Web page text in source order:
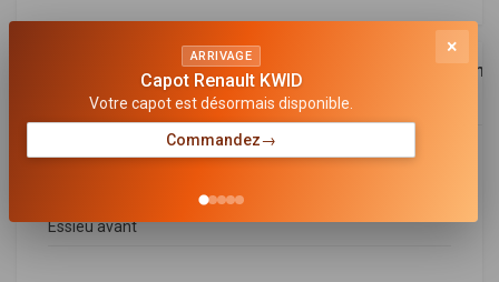
Références
OEM
Général
Essieu avant
×
ARRIVAGE
Capot Renault KWID
Votre capot est désormais disponible.
Commandez→